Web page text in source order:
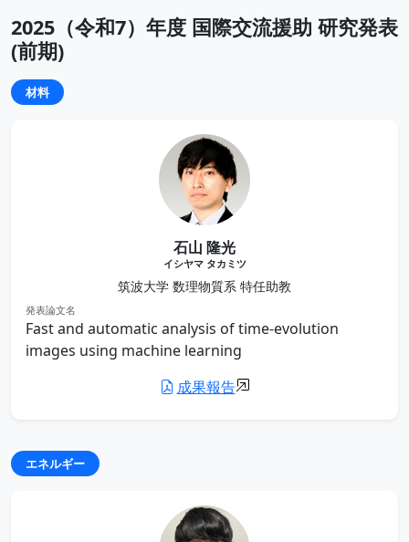
2025（令和7）年度 国際交流援助 研究発表
(前期)
材料
石山 隆光
イシヤマ タカミツ
筑波大学 数理物質系 特任助教
発表論文名
Fast and automatic analysis of time-evolution
images using machine learning
成果報告
エネルギー